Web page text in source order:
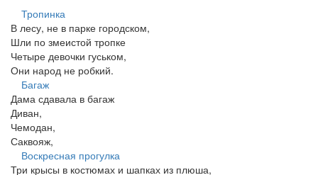
Тропинка
В лесу, не в парке городском,
Шли по змеистой тропке
Четыре девочки гуськом,
Они народ не робкий.
Багаж
Дама сдавала в багаж
Диван,
Чемодан,
Саквояж,
Воскресная прогулка
Три крысы в костюмах и шапках из плюша,